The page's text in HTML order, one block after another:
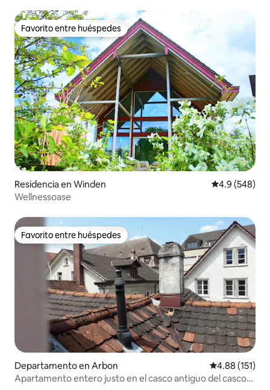
Favorito entre huéspedes
Favorito entre huéspedes
Residencia en Winden Calificación
4.9 (548)
Wellnessoase
Favorito entre huéspedes
Favorito entre huéspedes
Departamento en Arbon Calificación
4.88 (151)
Apartamento entero justo en el casco antiguo del casco